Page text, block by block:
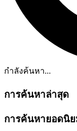
กำลังค้นหา...
การค้นหาล่าสุด
การค้นหายอดนิ